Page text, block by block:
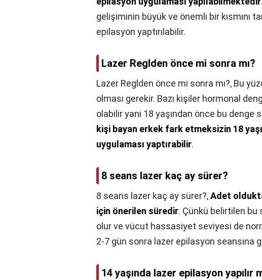
gelişiminin büyük ve önemli bir kısmını
epilasyon yaptırılabilir.
Lazer Reglden önce mi sonra mı?
Lazer Reglden önce mi sonra mı?, Bu
olması gerekir. Bazı kişiler hormonal
olabilir yani 18 yaşından önce bu denge
kişi bayan erkek fark etmeksizin 18
uygulaması yaptırabilir.
8 seans lazer kaç ay sürer?
8 seans lazer kaç ay sürer?,Adet
için önerilen süredir. Çünkü belirtilen
olur ve vücut hassasiyet seviyesi de
2-7 gün sonra lazer epilasyon seansına
14 yaşında lazer epilasyon yapılır